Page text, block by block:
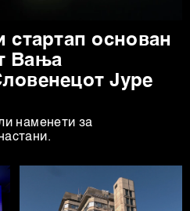
стартап основан
Вања
Јуре
наменети за